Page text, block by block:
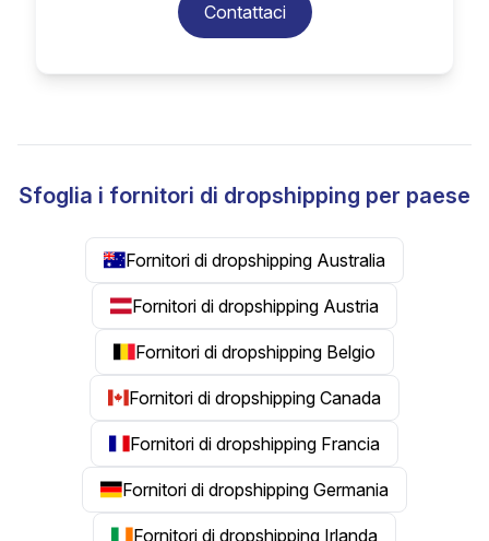
Contattaci
Sfoglia i fornitori di dropshipping per paese
Fornitori di dropshipping Australia
Fornitori di dropshipping Austria
Fornitori di dropshipping Belgio
Fornitori di dropshipping Canada
Fornitori di dropshipping Francia
Fornitori di dropshipping Germania
Fornitori di dropshipping Irlanda